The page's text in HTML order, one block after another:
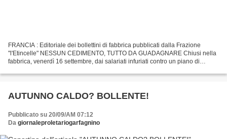
FRANCIA : Editoriale dei bollettini di fabbrica pubblicati dalla Frazione
"l'Etincelle" NESSUN CEDIMENTO, TUTTO DA GUADAGNARE Chiusi nella
fabbrica, venerdì 16 settembre, dai salariati infuriati contro un piano di
AUTUNNO CALDO? BOLLENTE!
Pubblicato su 20/09/AM 07:12
Da giornaleproletariogarfagnino